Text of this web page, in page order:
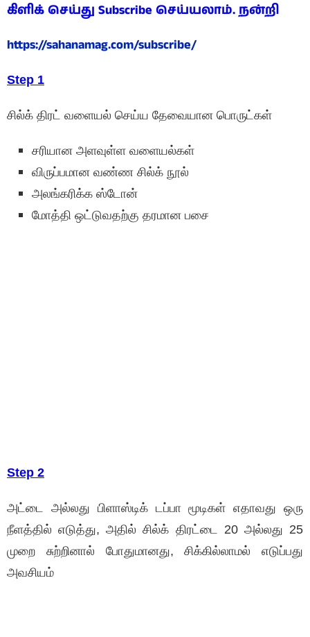
கிளிக் செய்து Subscribe செய்யலாம். நன்றி
https://sahanamag.com/subscribe/
Step 1
சில்க் திரட் வளையல் செய்ய தேவையான பொருட்கள்
சரியான அளவுள்ள வளையல்கள்
விருப்பமான வண்ண சில்க் நூல்
அலங்கரிக்க ஸ்டோன்
மோத்தி ஒட்டுவதற்கு தரமான பசை
Step 2
அட்டை அல்லது பிளாஸ்டிக் டப்பா மூடிகள் எதாவது ஒரு
நீளத்தில் எடுத்து, அதில் சில்க் திரட்டை 20 அல்லது 25
முறை சுற்றினால் போதுமானது, சிக்கில்லாமல் எடுப்பது
அவசியம்